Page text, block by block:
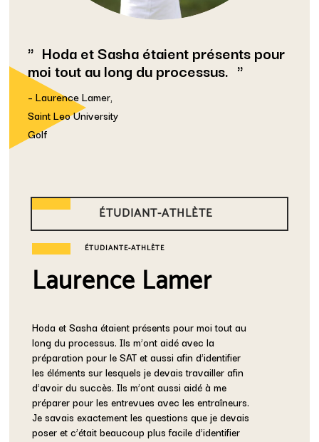
Hoda et Sasha étaient présents pour
moi tout au long du processus.
– Laurence Lamer,
Saint Leo University
Golf
ÉTUDIANT-ATHLÈTE
ÉTUDIANTE-ATHLÈTE
Laurence Lamer
Hoda et Sasha étaient présents pour moi tout au
long du processus. Ils m’ont aidé avec la
préparation pour le SAT et aussi afin d’identifier
les éléments sur lesquels je devais travailler afin
d’avoir du succès. Ils m’ont aussi aidé à me
préparer pour les entrevues avec les entraîneurs.
Je savais exactement les questions que je devais
poser et c’était beaucoup plus facile d’identifier